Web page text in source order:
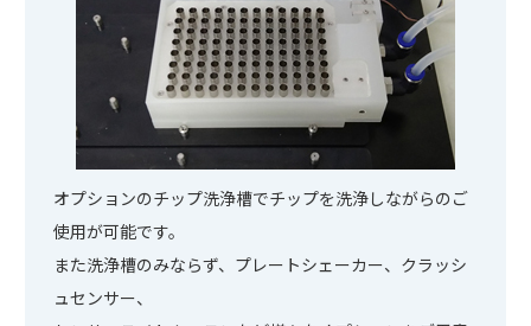
オプションのチップ洗浄槽でチップを洗浄しながらのご
使用が可能です。
また洗浄槽のみならず、プレートシェーカー、クラッシ
ュセンサー、